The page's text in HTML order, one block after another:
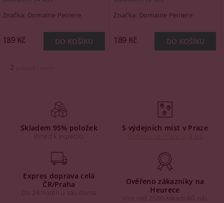
Značka: Domaine Peiriere
189 Kč
Značka: Domaine Peiriere
189 Kč
2
Skladem 95% položek
Ihned k expedici
5 výdejních míst v Praze
Expres doprava celá
ČR/Praha
Do 24 hodin u vás doma
Ověřeno zákazníky na
Heurece
Více než 2500 zákazníků nás